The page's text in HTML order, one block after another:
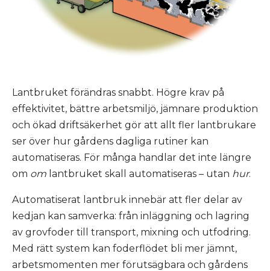
Lantbruket förändras snabbt. Högre krav på
effektivitet, bättre arbetsmiljö, jämnare produktion
och ökad driftsäkerhet gör att allt fler lantbrukare
ser över hur gårdens dagliga rutiner kan
automatiseras. För många handlar det inte längre
om om lantbruket skall automatiseras – utan hur.
Automatiserat lantbruk innebär att fler delar av
kedjan kan samverka: från inläggning och lagring
av grovfoder till transport, mixning och utfodring.
Med rätt system kan foderflödet bli mer jämnt,
arbetsmomenten mer förutsägbara och gårdens